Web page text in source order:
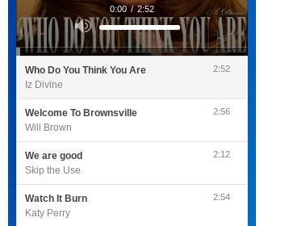
Utilisez
les
flèches
haut/bas
augmenter
le
volume.
0:00 / 2:52
Who Do You Think You Are
Iz Divine
2:52
Welcome To Brownsville
Will Brown
2:56
We are good
Skip the Use
2:12
Watch It Burn
Katy Perry
2:54